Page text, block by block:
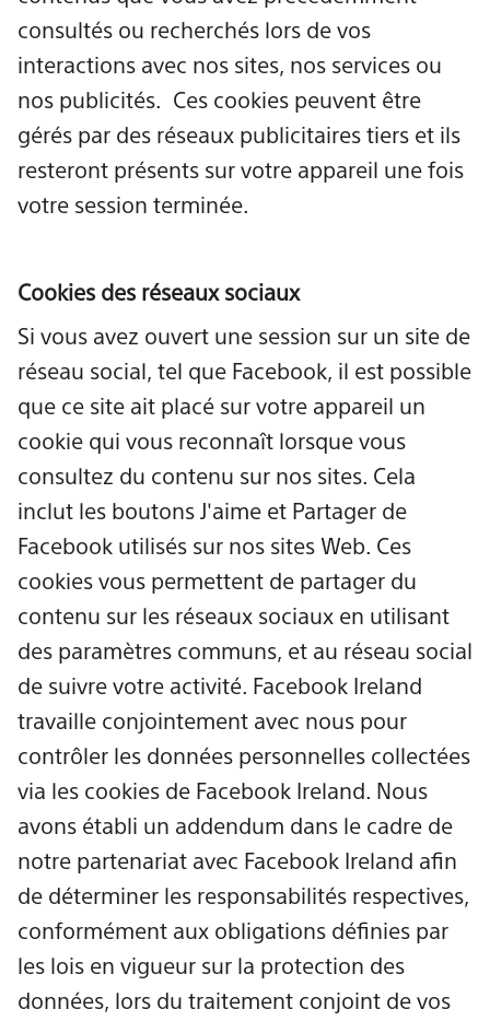
consultés ou recherchés lors de vos
interactions avec nos sites, nos services ou
nos publicités. Ces cookies peuvent être
gérés par des réseaux publicitaires tiers et ils
resteront présents sur votre appareil une fois
votre session terminée.
Cookies des réseaux sociaux
Si vous avez ouvert une session sur un site de
réseau social, tel que Facebook, il est possible
que ce site ait placé sur votre appareil un
cookie qui vous reconnaît lorsque vous
consultez du contenu sur nos sites. Cela
inclut les boutons J'aime et Partager de
Facebook utilisés sur nos sites Web. Ces
cookies vous permettent de partager du
contenu sur les réseaux sociaux en utilisant
des paramètres communs, et au réseau social
de suivre votre activité. Facebook Ireland
travaille conjointement avec nous pour
contrôler les données personnelles collectées
via les cookies de Facebook Ireland. Nous
avons établi un addendum dans le cadre de
notre partenariat avec Facebook Ireland afin
de déterminer les responsabilités respectives,
conformément aux obligations définies par
les lois en vigueur sur la protection des
données, lors du traitement conjoint de vos